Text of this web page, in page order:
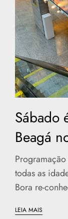
Sábado
Beagá
todas as
Bora re-
LEIA MAIS